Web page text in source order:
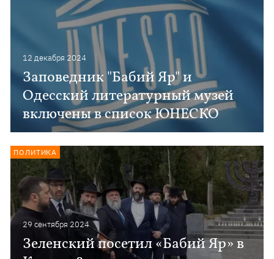
12 декабря 2024
Заповедник "Бабий Яр" и
Одесский литературный музей
включены в список ЮНЕСКО
29 сентября 2024
Зеленский посетил «Бабий Яр» в
ПОЛИТИКА